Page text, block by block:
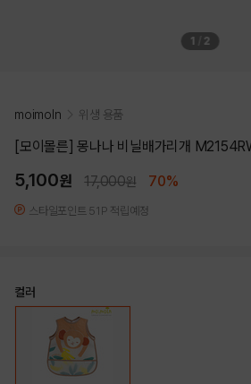
1 2
moimoln 위생 용품
[모이몰른] 몽나나 비닐배가리개
5,100원 17,000원 70%
스타일포인트 51P 적립예정
컬러